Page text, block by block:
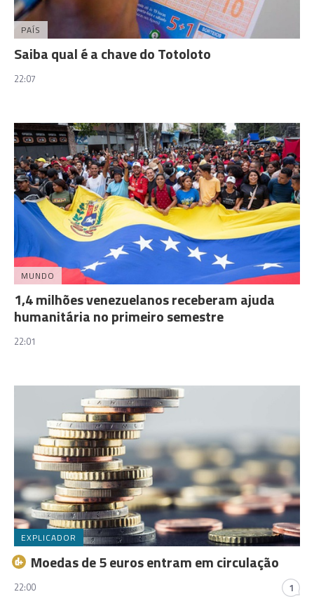
PAÍS
Saiba qual é a chave do Totoloto
22:07
MUNDO
1,4 milhões venezuelanos receberam ajuda
humanitária no primeiro semestre
22:01
EXPLICADOR
Moedas de 5 euros entram em circulação
22:00 1